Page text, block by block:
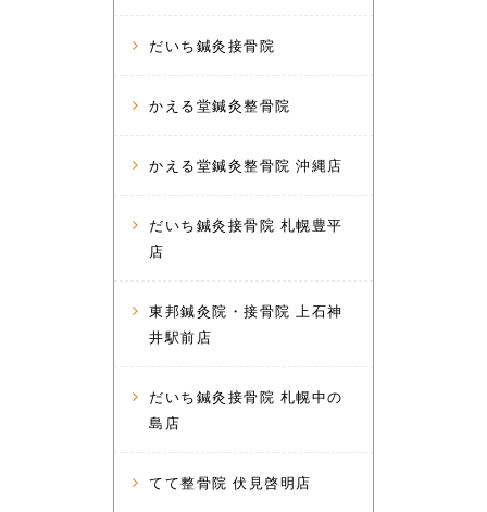
だいち鍼灸接骨院
かえる堂鍼灸整骨院
かえる堂鍼灸整骨院 沖縄店
だいち鍼灸接骨院 札幌豊平
店
東邦鍼灸院・接骨院 上石神
井駅前店
だいち鍼灸接骨院 札幌中の
島店
てて整骨院 伏見啓明店